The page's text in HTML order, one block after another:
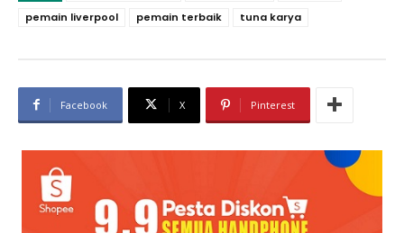
pemain liverpool
pemain terbaik tuna karya
Facebook X Pinterest